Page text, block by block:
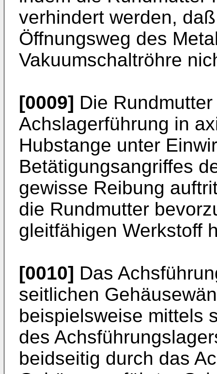
verhindert werden,
Öffnungsweg des
Vakuumschaltröhre
[0009] Die
Achslagerführung in
Hubstange unter
Betätigungsangriffes
gewisse Reibung
die Rundmutter
gleitfähigen Werkstoff
[0010] Das
seitlichen
beispielsweise mittels
des
beidseitig durch das